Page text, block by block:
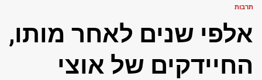
תרבות
אלפי שנים לאחר מותו,
החיידקים של אוצי